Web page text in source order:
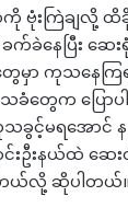
ဗုံးကြဲချလို့
က်ခဲနေပြီး ဆ
ေမှာ ကုသနေကြ
တွေက ပြော
ခွင့်မရအောင်
ာင်းဦးနယ်ထဲ
လို့ ဆိုပါတယ်။